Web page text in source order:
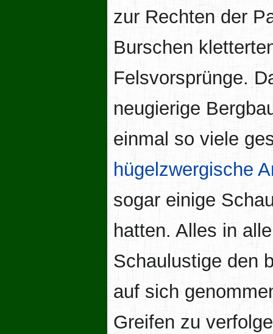
zur Rechten der
Burschen
Felsvorsprünge.
neugierige
einmal so viele
hügelzwergische
sogar einige
hatten. Alles in
Schaulustige den
auf sich
Greifen zu